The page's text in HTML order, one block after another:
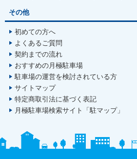
その他
初めての方へ
よくあるご質問
契約までの流れ
おすすめの月極駐車場
駐車場の運営を検討されている方
サイトマップ
特定商取引法に基づく表記
月極駐車場検索サイト「駐マップ」